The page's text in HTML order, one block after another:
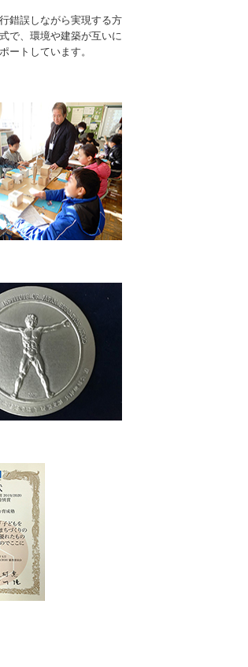
錯誤しながら実現する方
で、環境や建築が互いに
ートしています。